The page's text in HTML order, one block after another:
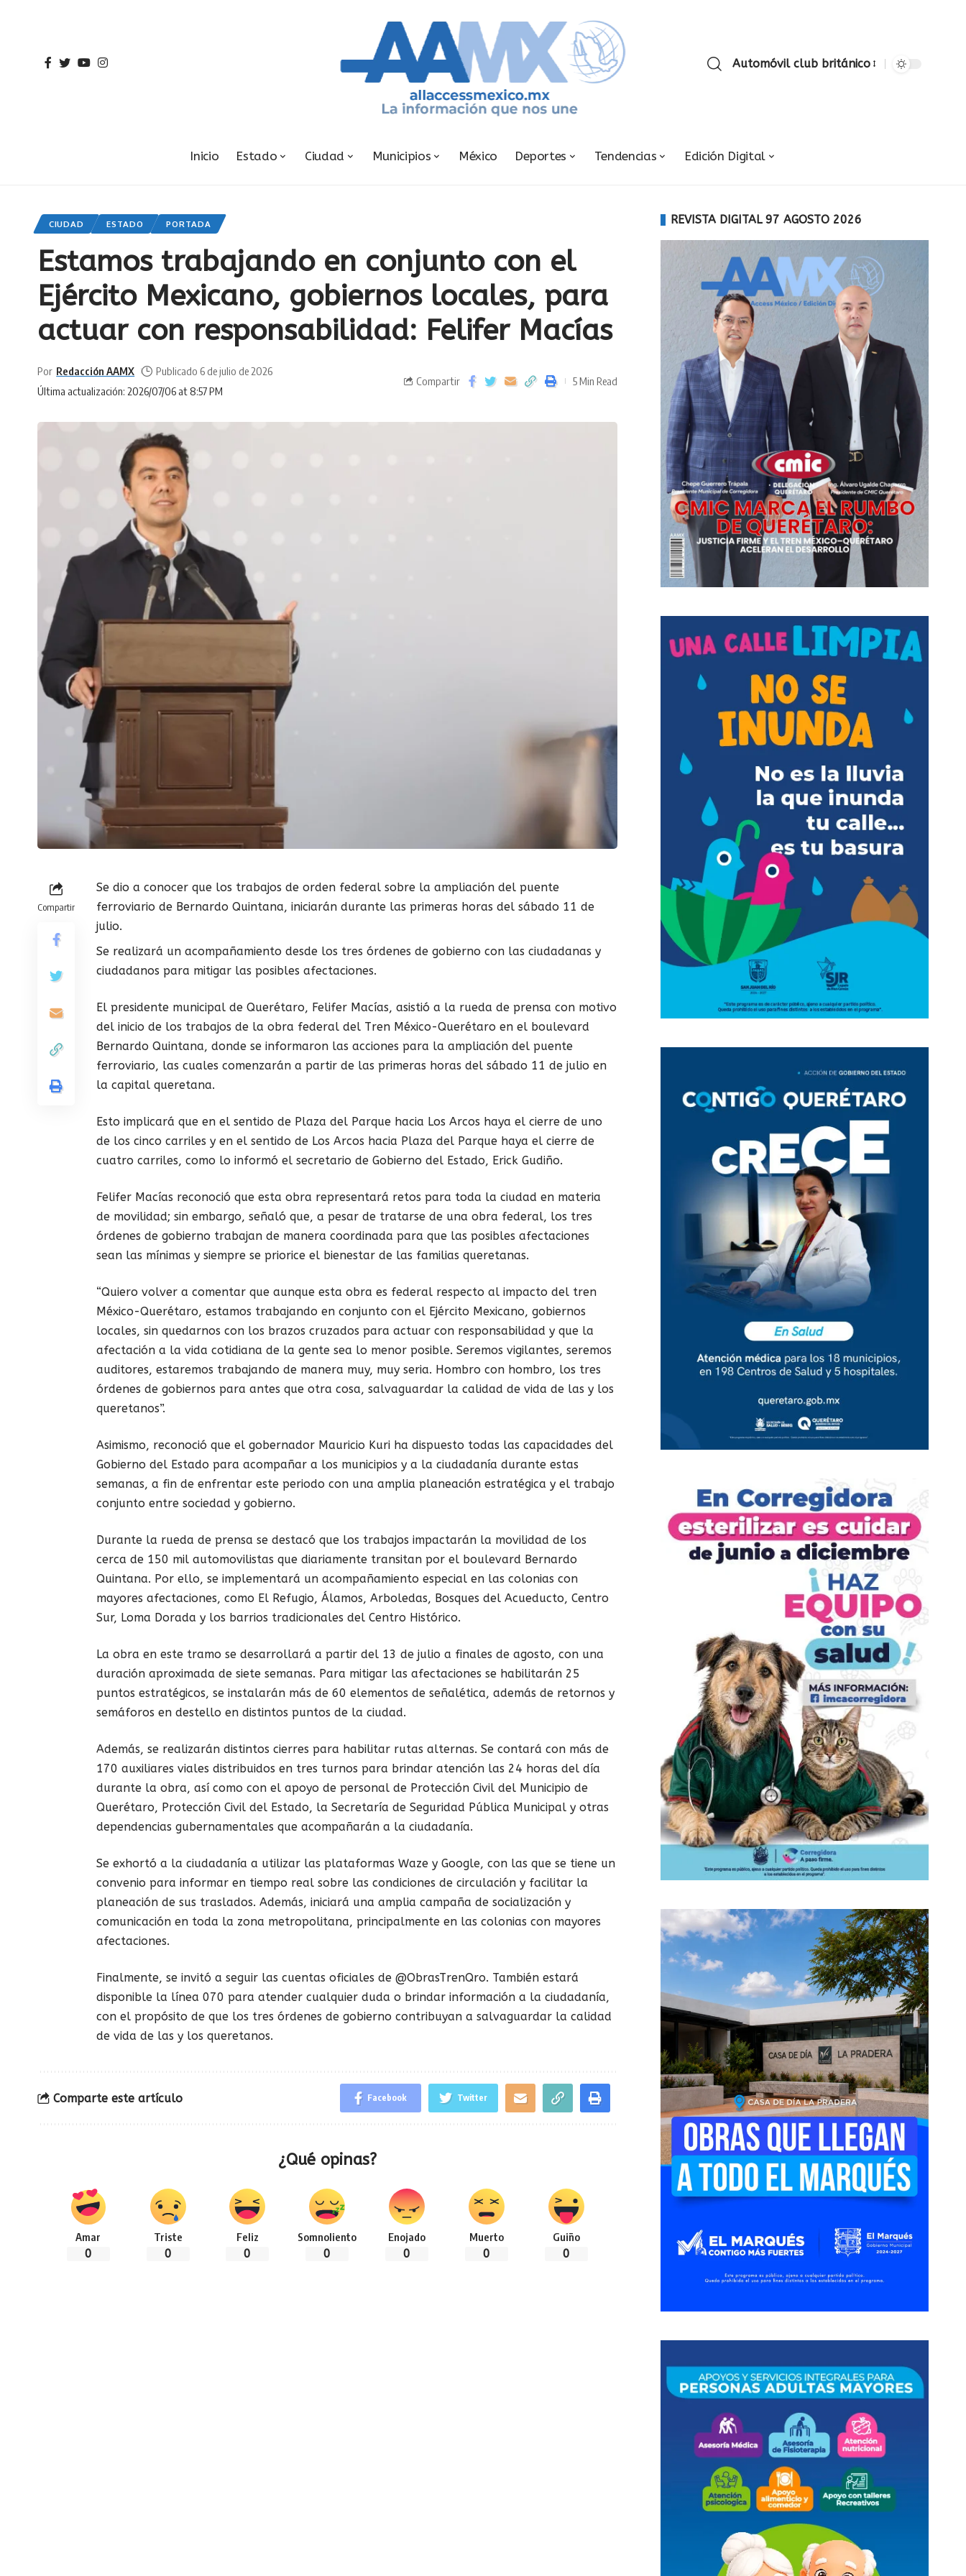
Automóvil club británico
Inicio Estado Ciudad Municipios México Deportes Tendencias Edición Digital
CIUDAD ESTADO PORTADA
Estamos trabajando en conjunto con el
Ejército Mexicano, gobiernos locales, para
actuar con responsabilidad: Felifer Macías
Última actualización: 2026/07/06 at 8:57 PM
Por Redacción AAMX Publicado 6 de julio de 2026
Compartir 5 Min Read
Compartir
Se dio a conocer que los trabajos de orden federal sobre la ampliación del puente
ferroviario de Bernardo Quintana, iniciarán durante las primeras horas del sábado 11 de
julio.
Se realizará un acompañamiento desde los tres órdenes de gobierno con las ciudadanas y
ciudadanos para mitigar las posibles afectaciones.
El presidente municipal de Querétaro, Felifer Macías, asistió a la rueda de prensa con motivo
del inicio de los trabajos de la obra federal del Tren México-Querétaro en el boulevard
Bernardo Quintana, donde se informaron las acciones para la ampliación del puente
ferroviario, las cuales comenzarán a partir de las primeras horas del sábado 11 de julio en
la capital queretana.
Esto implicará que en el sentido de Plaza del Parque hacia Los Arcos haya el cierre de uno
de los cinco carriles y en el sentido de Los Arcos hacia Plaza del Parque haya el cierre de
cuatro carriles, como lo informó el secretario de Gobierno del Estado, Erick Gudiño.
Felifer Macías reconoció que esta obra representará retos para toda la ciudad en materia
de movilidad; sin embargo, señaló que, a pesar de tratarse de una obra federal, los tres
órdenes de gobierno trabajan de manera coordinada para que las posibles afectaciones
sean las mínimas y siempre se priorice el bienestar de las familias queretanas.
“Quiero volver a comentar que aunque esta obra es federal respecto al impacto del tren
México-Querétaro, estamos trabajando en conjunto con el Ejército Mexicano, gobiernos
locales, sin quedarnos con los brazos cruzados para actuar con responsabilidad y que la
afectación a la vida cotidiana de la gente sea lo menor posible. Seremos vigilantes, seremos
auditores, estaremos trabajando de manera muy, muy seria. Hombro con hombro, los tres
órdenes de gobiernos para antes que otra cosa, salvaguardar la calidad de vida de las y los
queretanos”.
Asimismo, reconoció que el gobernador Mauricio Kuri ha dispuesto todas las capacidades del
Gobierno del Estado para acompañar a los municipios y a la ciudadanía durante estas
semanas, a fin de enfrentar este periodo con una amplia planeación estratégica y el trabajo
conjunto entre sociedad y gobierno.
Durante la rueda de prensa se destacó que los trabajos impactarán la movilidad de los
cerca de 150 mil automovilistas que diariamente transitan por el boulevard Bernardo
Quintana. Por ello, se implementará un acompañamiento especial en las colonias con
mayores afectaciones, como El Refugio, Álamos, Arboledas, Bosques del Acueducto, Centro
Sur, Loma Dorada y los barrios tradicionales del Centro Histórico.
La obra en este tramo se desarrollará a partir del 13 de julio a finales de agosto, con una
duración aproximada de siete semanas. Para mitigar las afectaciones se habilitarán 25
puntos estratégicos, se instalarán más de 60 elementos de señalética, además de retornos y
semáforos en destello en distintos puntos de la ciudad.
Además, se realizarán distintos cierres para habilitar rutas alternas. Se contará con más de
170 auxiliares viales distribuidos en tres turnos para brindar atención las 24 horas del día
durante la obra, así como con el apoyo de personal de Protección Civil del Municipio de
Querétaro, Protección Civil del Estado, la Secretaría de Seguridad Pública Municipal y otras
dependencias gubernamentales que acompañarán a la ciudadanía.
Se exhortó a la ciudadanía a utilizar las plataformas Waze y Google, con las que se tiene un
convenio para informar en tiempo real sobre las condiciones de circulación y facilitar la
planeación de sus traslados. Además, iniciará una amplia campaña de socialización y
comunicación en toda la zona metropolitana, principalmente en las colonias con mayores
afectaciones.
Finalmente, se invitó a seguir las cuentas oficiales de @ObrasTrenQro. También estará
disponible la línea 070 para atender cualquier duda o brindar información a la ciudadanía,
con el propósito de que los tres órdenes de gobierno contribuyan a salvaguardar la calidad
de vida de las y los queretanos.
Comparte este artículo Facebook Twitter
¿Qué opinas?
Amar
0
Triste
0
Feliz
0
Somnoliento
0
Enojado
0
Muerto
0
Guiño
0
REVISTA DIGITAL 97 AGOSTO 2026